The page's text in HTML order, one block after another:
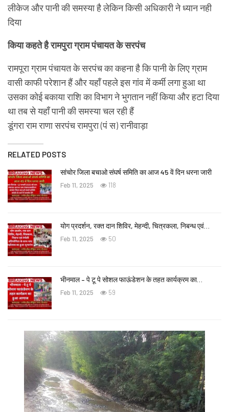
लीकेज और पानी की समस्या है लेकिन किसी अधिकारी ने ध्यान नही
दिया
किया कहते है रामपुरा ग्राम पंचायत के सरपंच
रामपूरा ग्राम पंचायत के सरपंच का कहना है कि पानी के लिए ग्राम
वासी काफी परेशान हैं और यहाँ पहले इस गांव में कर्मी लगा हुआ था
उसका कोई बकाया राशि का विभाग ने भुगतान नहीं किया और हटा दिया
था तब से यहाँ पानी की समस्या चल रही हैं
डूंगरा राम राणा सरपंच रामपुरा (पं स) रानीवाड़ा
RELATED POSTS
सांचोर जिला बचाओ संघर्ष समिति का आज 45 वें दिन धरना जारी
Feb 11, 2025 118
योग प्रदर्शन, रक्त दान शिविर, मेहन्दी, चित्रकला, निबन्ध एवं…
Feb 11, 2025 50
भीनमाल – पे टू पे सोशल फाऊंडेशन के तहत कार्यक्रम का…
Feb 11, 2025 59